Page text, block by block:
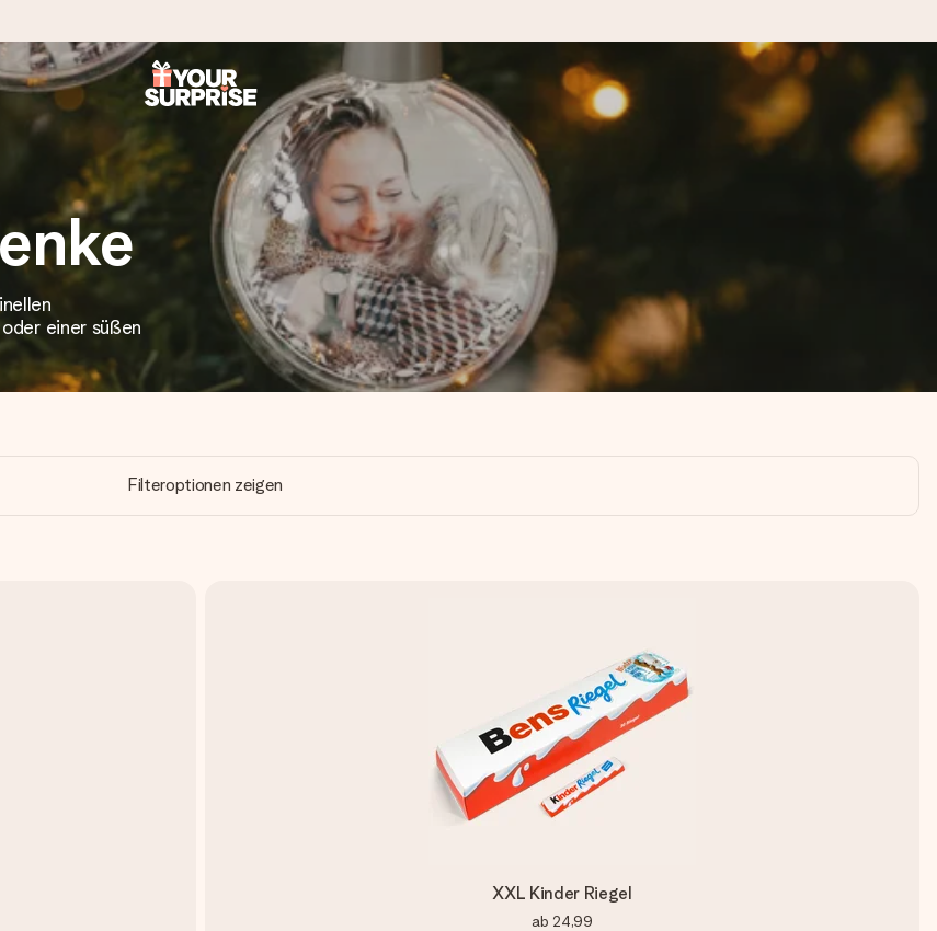
damit du es genau zum richtigen Zeitpunkt überreichen kannst, wenn es am meisten
Reviews (Gesamtergebnis aller Länder, in die wir versenden).
einer süßen
Filteroptionen zeigen
XXL Kinder Riegel
ab 24,99